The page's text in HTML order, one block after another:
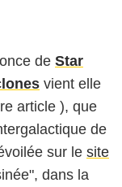
de Star
vient elle
article ), que
de
sur le site
dans la